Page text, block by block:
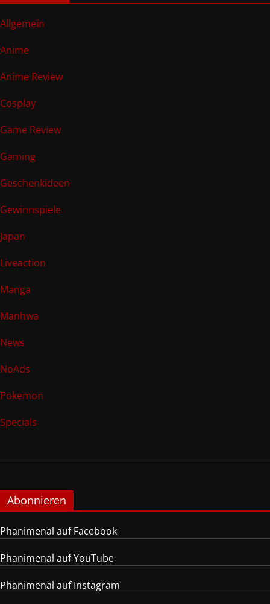
Allgemein
Anime
Anime Review
Cosplay
Game Review
Gaming
Geschenkideen
Gewinnspiele
Japan
Liveaction
Manga
Manhwa
News
NoAds
Pokemon
Specials
Abonnieren
Phanimenal auf Facebook
Phanimenal auf YouTube
Phanimenal auf Instagram